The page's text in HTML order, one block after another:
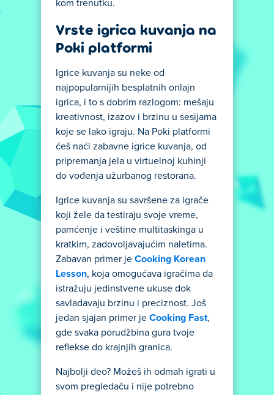
kom trenutku.
Vrste igrica kuvanja na
Poki platformi
Igrice kuvanja su neke od
najpopularnijih besplatnih onlajn
igrica, i to s dobrim razlogom: mešaju
kreativnost, izazov i brzinu u sesijama
koje se lako igraju. Na Poki platformi
ćeš naći zabavne igrice kuvanja, od
pripremanja jela u virtuelnoj kuhinji
do vođenja užurbanog restorana.
Igrice kuvanja su savršene za igrače
koji žele da testiraju svoje vreme,
pamćenje i veštine multitaskinga u
kratkim, zadovoljavajućim naletima.
Zabavan primer je Cooking Korean
Lesson, koja omogućava igračima da
istražuju jedinstvene ukuse dok
savladavaju brzinu i preciznost. Još
jedan sjajan primer je Cooking Fast,
gde svaka porudžbina gura tvoje
reflekse do krajnjih granica.
Najbolji deo? Možeš ih odmah igrati u
svom pregledaču i nije potrebno